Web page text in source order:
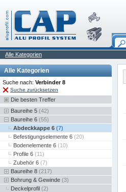
Alle Kategorien
Alle Kategorien
Suche nach: Verbinder 8
Suche zurücksetzen
Die besten Treffer
Baureihe 5 (42)
Baureihe 6 (55)
Abdeckkappe 6 (7)
Befestigungselemente 6 (20)
Bodenelemente 6 (10)
Profile 6 (11)
Zubehör 6 (7)
Baureihe 8 (217)
Bohrung & Gewinde (3)
Deckelprofil (2)